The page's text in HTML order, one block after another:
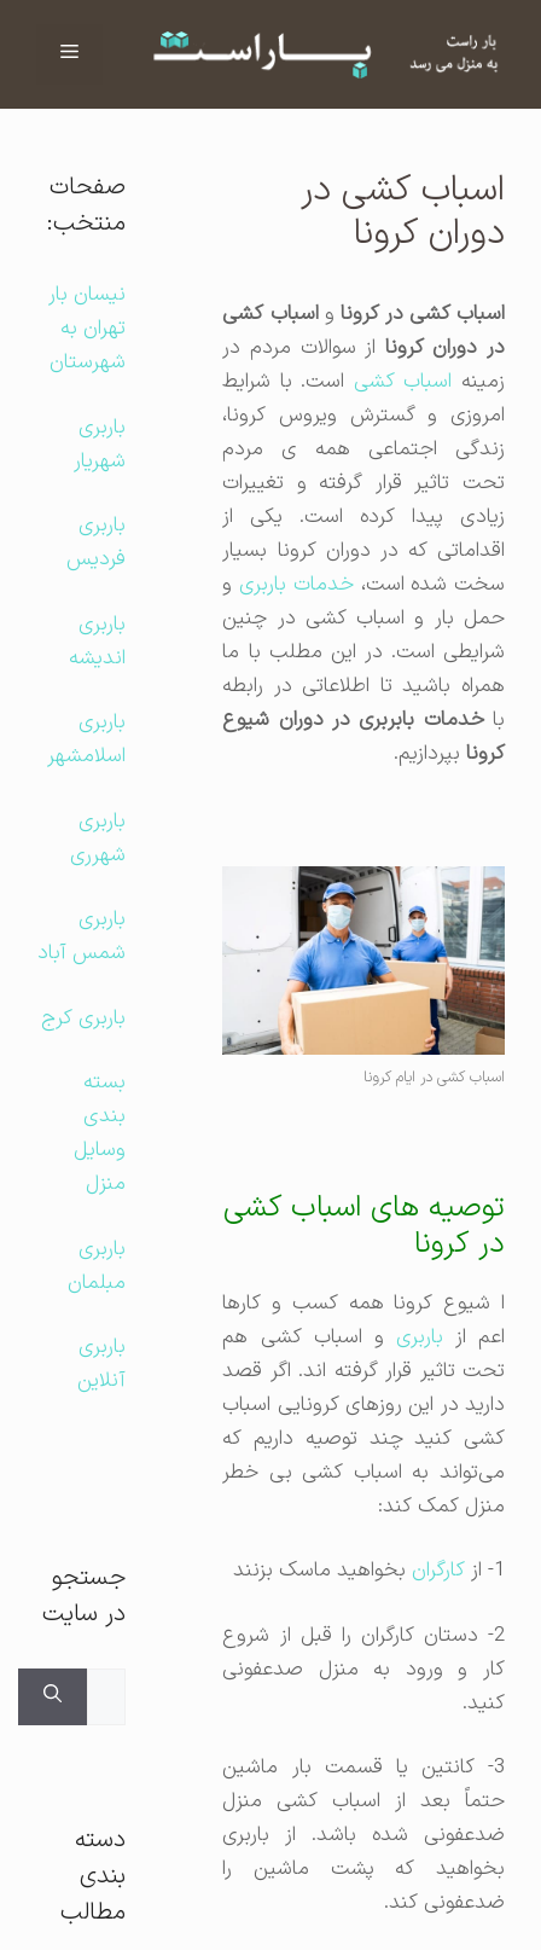
فهرست
اسباب کشی در
دوران کرونا
اسباب کشی در کروناواسباب کشی
در دوران کرونااز سوالات مردم در
زمینهاسباب کشیاست. با شرایط
امروزی و گسترش ویروس کرونا،
زندگی اجتماعی همه ی مردم
تحت تاثیر قرار گرفته و تغییرات
زیادی پیدا کرده است. یکی از
اقداماتی که در دوران کرونا بسیار
سخت شده است،خدمات باربریو
حمل بار و اسباب کشی در چنین
شرایطی است. در این مطلب با ما
همراه باشید تا اطلاعاتی در رابطه
خدمات بابربری در دوران شیوع
کرونابپردازیم.
اسباب کشی در ایام کرونا
توصیه های اسباب کشی
در کرونا
ا شیوع کرونا همه کسب و کارها
اعم از باربریو اسباب کشی هم
تحت تاثیر قرار گرفته اند. اگر قصد
دارید در این روزهای کرونایی اسباب
کشی کنید چند توصیه داریم که
می‌تواند به اسباب کشی بی خطر
منزل کمک کند:
کارگرانبخواهید ماسک بزنند
2- دستان کارگران را قبل از شروع
کار و ورود به منزل صدعفونی
کنید.
3- کانتین یا قسمت بار ماشین
حتماً بعد از اسباب کشی منزل
ضدعفونی شده باشد. از باربری
بخواهید که پشت ماشین را
ضدعفونی کند.
صفحات
منتخب:
نیسان بار
تهران به
شهرستان
باربری
شهریار
باربری
فردیس
باربری
اندیشه
باربری
اسلامشهر
باربری
شهرری
باربری
شمس آباد
باربری کرج
بسته
بندی
وسایل
منزل
باربری
مبلمان
باربری
آنلاین
جستجو
در سایت
دسته
بندی
مطالب